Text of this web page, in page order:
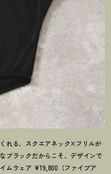
れる、スクエアネック×フリルが
ブラックだからこそ、デザインで
ムウェア ¥19,800（ファイブア